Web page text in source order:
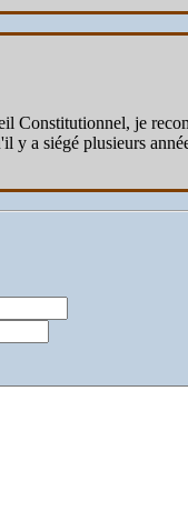
Constitutionnel, je
y a siégé plusieurs